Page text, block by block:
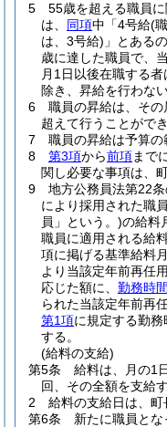
5
55歳を超える職員
は、 同項中「4号給(
は、3号給) 」とある
歳に達した職員で、
月1日以後在職する
除き、昇給を行わない
6
職員の昇給は、そ
超えて行うことができ
7
職員の昇給は予算の
8
第3項から前項まで
関し必要な事項は、
9
地方公務員法第22
により採用された職員
員」という。)の給料
職員に適用される給
項に掲げる基準給料
より当該定年前再任
応じた額に、 勤務時
られた当該定年前再
第1項に規定する勤
する。
(給料の支給)
第5条
給料は、月の1
回、その全額を支給す
2
給料の支給日は、町
第6条
新たに職員と